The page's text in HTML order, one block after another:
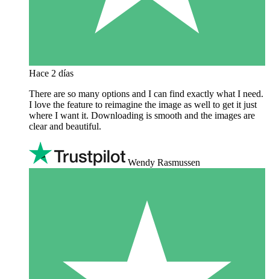
Hace 2 días
There are so many options and I can find exactly what I need.
I love the feature to reimagine the image as well to get it just
where I want it. Downloading is smooth and the images are
clear and beautiful.
Wendy Rasmussen